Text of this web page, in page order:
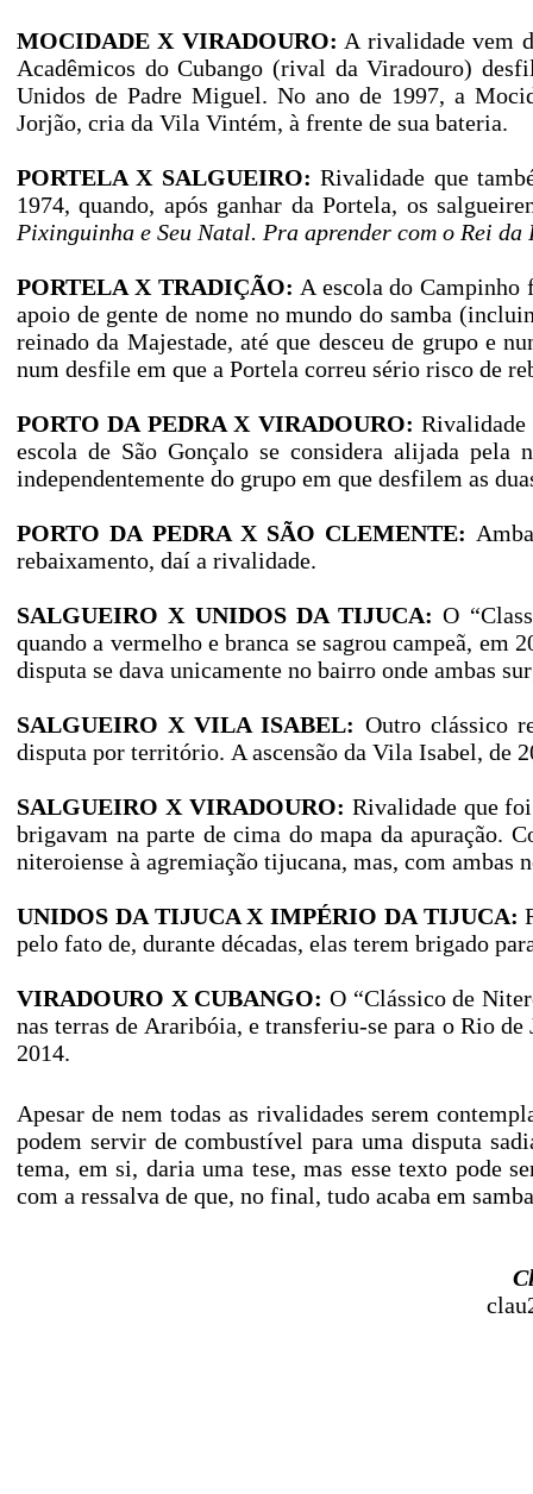
MOCIDADE X VIRADOURO: A rivalidade vem
Acadêmicos do Cubango (rival da Viradouro)
Unidos de Padre Miguel. No ano de 1997, a
Jorjão, cria da Vila Vintém, à frente de sua bateria.
PORTELA X SALGUEIRO: Rivalidade que
1974, quando, após ganhar da Portela, os
Pixinguinha e Seu Natal. Pra aprender com o Rei
PORTELA X TRADIÇÃO: A escola do
apoio de gente de nome no mundo do samba
reinado da Majestade, até que desceu de grupo e
num desfile em que a Portela correu sério risco de
PORTO DA PEDRA X VIRADOURO: Rivalidade
escola de São Gonçalo se considera alijada
independentemente do grupo em que desfilem as
PORTO DA PEDRA X SÃO CLEMENTE:
rebaixamento, daí a rivalidade.
SALGUEIRO X UNIDOS DA TIJUCA: O
quando a vermelho e branca se sagrou campeã, em
disputa se dava unicamente no bairro onde ambas
SALGUEIRO X VILA ISABEL: Outro clássico
disputa por território. A ascensão da Vila Isabel, de
SALGUEIRO X VIRADOURO: Rivalidade que
brigavam na parte de cima do mapa da apuração.
niteroiense à agremiação tijucana, mas, com ambas
UNIDOS DA TIJUCA X IMPÉRIO DA TIJUCA:
pelo fato de, durante décadas, elas terem brigado
VIRADOURO X CUBANGO: O “Clássico de
nas terras de Araribóia, e transferiu-se para o Rio de
2014.
Apesar de nem todas as rivalidades serem
podem servir de combustível para uma disputa
tema, em si, daria uma tese, mas esse texto pode
com a ressalva de que, no final, tudo acaba em